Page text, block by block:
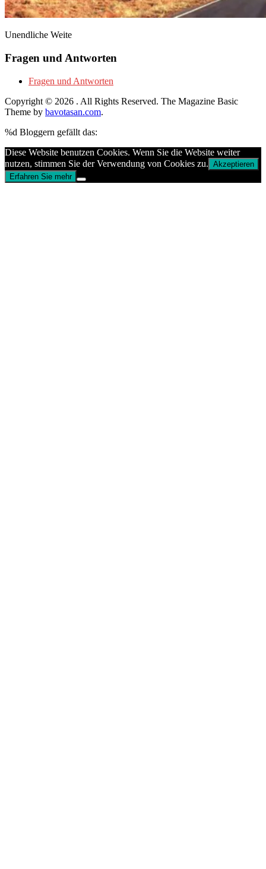
Unendliche Weite
Fragen und Antworten
Fragen und Antworten
Copyright © 2026 . All Rights Reserved. The Magazine Basic
Theme by bavotasan.com.
%d Bloggern gefällt das:
Diese Website benutzen Cookies. Wenn Sie die Website weiter
nutzen, stimmen Sie der Verwendung von Cookies zu. Akzeptieren
Erfahren Sie mehr